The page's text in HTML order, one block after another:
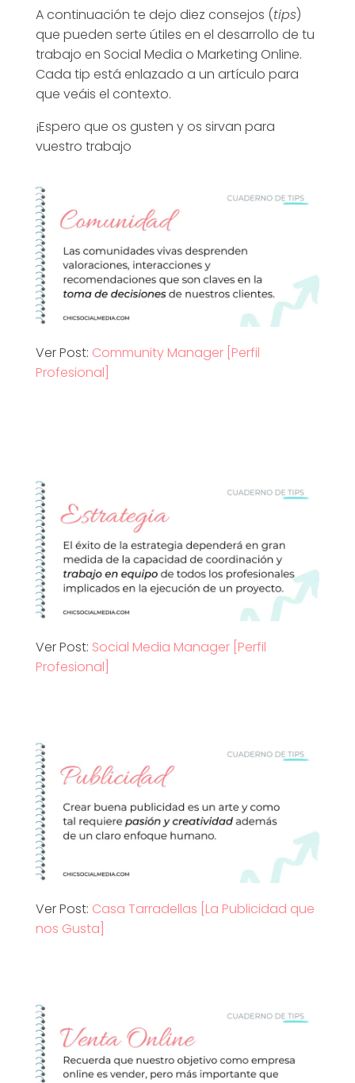
d
e
r
n
o
d
e
T
[
S
o
c
l
M
e
d
]
A continuación te dejo diez consejos (tips)
que pueden serte útiles en el desarrollo de tu
trabajo en Social Media o Marketing Online.
Cada tip está enlazado a un artículo para
que veáis el contexto.
¡Espero que os gusten y os sirvan para
vuestro trabajo
Ver Post: Community Manager [Perfil
Profesional]
Ver Post: Social Media Manager [Perfil
Profesional]
Ver Post: Casa Tarradellas [La Publicidad que
nos Gusta]